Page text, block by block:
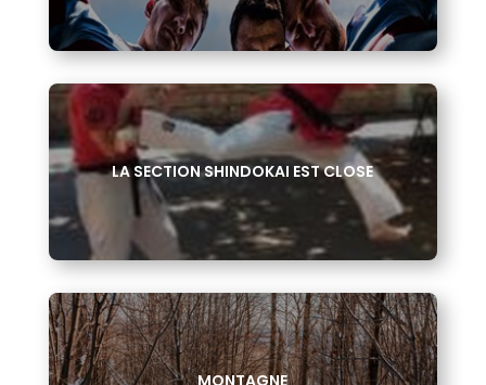
LA SECTION SHINDOKAI EST CLOSE
MONTAGNE